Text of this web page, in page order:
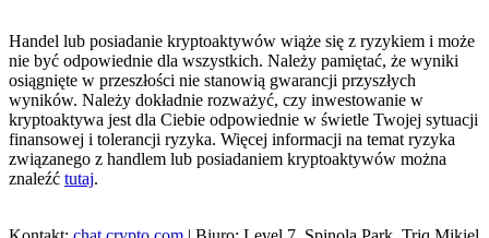
Handel lub posiadanie kryptoaktywów wiąże się z ryzykiem i może
nie być odpowiednie dla wszystkich. Należy pamiętać, że wyniki
osiągnięte w przeszłości nie stanowią gwarancji przyszłych
wyników. Należy dokładnie rozważyć, czy inwestowanie w
kryptoaktywa jest dla Ciebie odpowiednie w świetle Twojej sytuacji
finansowej i tolerancji ryzyka. Więcej informacji na temat ryzyka
związanego z handlem lub posiadaniem kryptoaktywów można
znaleźć tutaj.